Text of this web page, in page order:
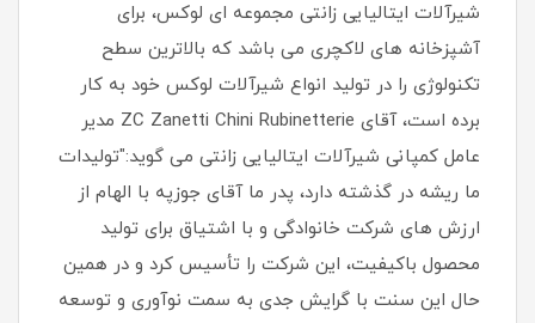
شیرآلات ایتالیایی زانتی مجموعه ای لوکس، برای
آشپزخانه های لاکچری می باشد که بالاترین سطح
تکنولوژی را در تولید انواع شیرآلات لوکس خود به کار
برده است، آقای ZC Zanetti Chini Rubinetterie مدیر
عامل کمپانی شیرآلات ایتالیایی زانتی می گوید:"تولیدات
ما ریشه در گذشته دارد، پدر ما آقای جوزپه با الهام از
ارزش های شرکت خانوادگی و با اشتیاق برای تولید
محصول باکیفیت، این شرکت را تأسیس کرد و در همین
حال این سنت با گرایش جدی به سمت نوآوری و توسعه